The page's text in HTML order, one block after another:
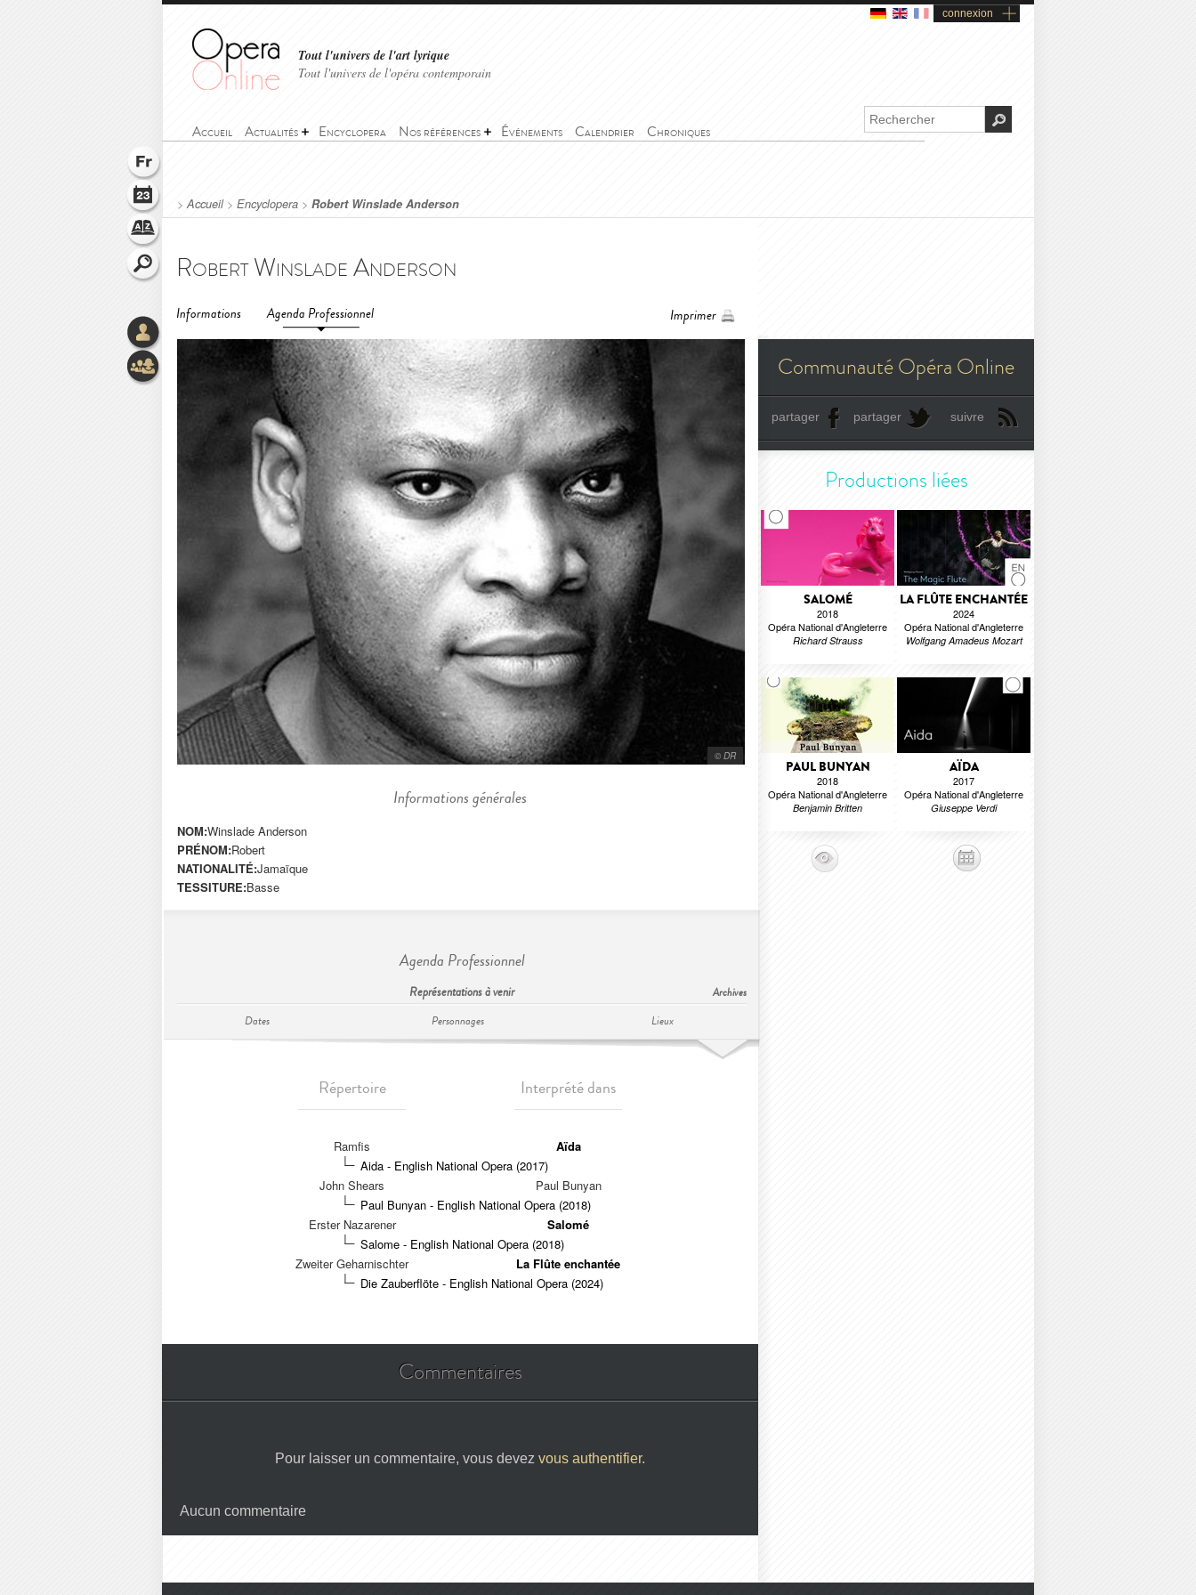
connexion
Tout l'univers de l'art lyrique
Tout l'univers de l'opéra contemporain
Accueil Actualités Encyclopera Nos références Événements Calendrier Chroniques
>Accueil> Encyclopera > Robert Winslade Anderson
Robert Winslade Anderson
Informations Agenda Professionnel Imprimer
© DR
Informations générales
NOM:Winslade Anderson
PRÉNOM:Robert
NATIONALITÉ:Jamaïque
TESSITURE:Basse
Agenda Professionnel
Représentations à venir Archives
Dates Personnages Lieux
Répertoire Interprété dans
Ramfis
Aïda
Aida - English National Opera (2017)
John Shears
Paul Bunyan
Paul Bunyan - English National Opera (2018)
Erster Nazarener
Salomé
Salome - English National Opera (2018)
Zweiter Geharnischter
La Flûte enchantée
Die Zauberflöte - English National Opera (2024)
Commentaires
Pour laisser un commentaire, vous devez vous authentifier.
Aucun commentaire
Communauté Opéra Online
partager partager suivre
Productions liées
SALOMÉ
2018
Opéra National d'Angleterre
Richard Strauss
LA FLÛTE ENCHANTÉE
2024
Opéra National d'Angleterre
Wolfgang Amadeus Mozart
PAUL BUNYAN
2018
Opéra National d'Angleterre
Benjamin Britten
AÏDA
2017
Opéra National d'Angleterre
Giuseppe Verdi